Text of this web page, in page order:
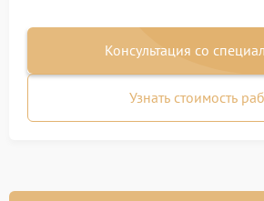
Консультация со
Узнать стоимость